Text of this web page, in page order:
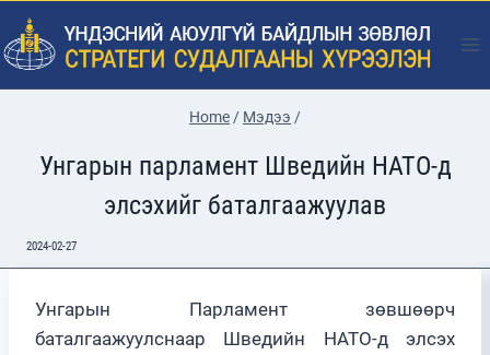
Skip
to
content
Home/ Мэдээ /
Унгарын парламент Шведийн НАТО-д
элсэхийг баталгаажуулав
2024-02-27
Унгарын Парламент зөвшөөрч
баталгаажуулснаар Шведийн НАТО-д элсэх